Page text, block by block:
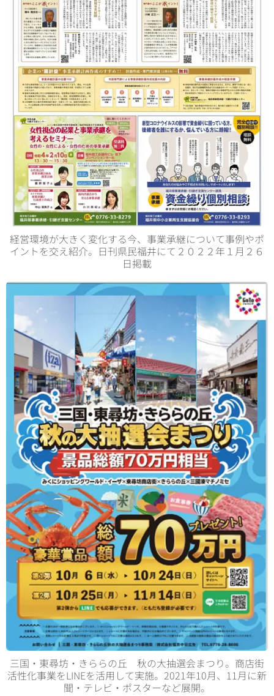
経営環境が大きく変化する今、事業承継について事例やポ
イントを交え紹介。日刊県民福井にて２０２２年１月２６
日掲載
三国・東尋坊・きららの丘 秋の大抽選会まつり。商店街
活性化事業をLINEを活用して実施。2021年10月、11月に新
聞・テレビ・ポスターなど展開。